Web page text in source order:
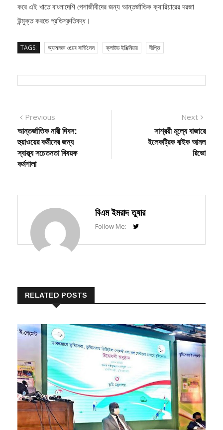
করে এই খাতে বাংলাদেশি পেশাজীবীদের জন্য আন্তর্জাতিক ক্যারিয়ারের দরজা
উন্মুক্ত করতে প্রতিশ্রুতিবদ্ধ।
TAGS: অ্যামাজন ওয়েব সার্ভিসেস ক্লাউড ইঞ্জিনিয়ার দীপ্তি
Post
navigation
Previous
post:
আন্তর্জাতিক নারী দিবস:
হুয়াওয়ের কর্মীদের জন্য
স্বাস্থ্য সচেতনতা বিষয়ক
কর্মশালা
Next
post:
সাশ্রয়ী মূল্যে বাজারে
ইলেকট্রিক বাইক আনল
রিভো
বিএম ইমরাদ তুষার
Follow Me:
RELATED POSTS